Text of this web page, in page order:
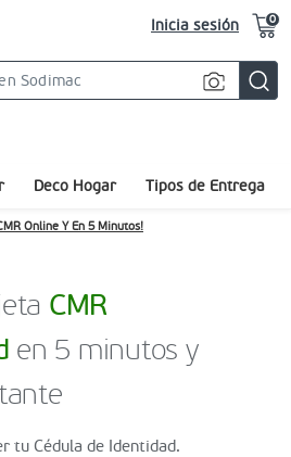
Inicia sesión 0
Deco Hogar Tipos de Entrega
Online Y En 5 Minutos!
CMR
en 5 minutos y
tu Cédula de Identidad.